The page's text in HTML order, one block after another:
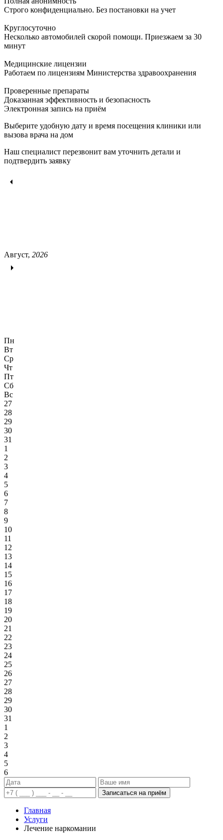
Строго конфиденциально. Без постановки на учет
Круглосуточно
Несколько автомобилей скорой помощи. Приезжаем за 30
минут
Медицинские лицензии
Работаем по лицензиям Министерства здравоохранения
Проверенные препараты
Доказанная эффективность и безопасность
Электронная запись на приём
Выберите удобную дату и время посещения клиники или
вызова врача на дом
Наш специалист перезвонит вам уточнить детали и
подтвердить заявку
Август, 2026
Пн
Вт
Ср
Чт
Пт
Сб
Вс
27
28
29
30
31
1
2
3
4
5
6
7
8
9
10
11
12
13
14
15
16
17
18
19
20
21
22
23
24
25
26
27
28
29
30
31
1
2
3
4
5
6
Записаться на приём
Главная
Услуги
Лечение наркомании